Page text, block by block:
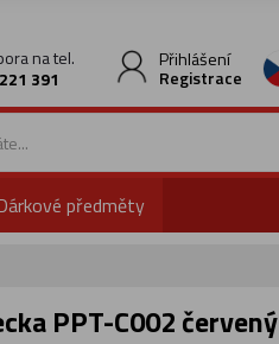
na tel.
391
Přihlášení
Registrace
předměty
PPT-C002 červený